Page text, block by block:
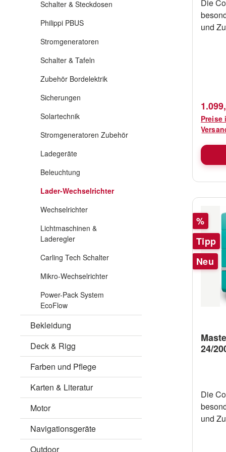
Schalter & Steckdosen
Philippi PBUS
Stromgeneratoren
Schalter & Tafeln
Zubehör Bordelektrik
Sicherungen
Solartechnik
Stromgeneratoren Zubehör
Ladegeräte
Beleuchtung
Lader-Wechselrichter
Wechselrichter
Lichtmaschinen &
Laderegler
Carling Tech Schalter
Mikro-Wechselrichter
Power-Pack System
EcoFlow
Bekleidung
Deck & Rigg
Farben und Pflege
Karten & Literatur
Motor
Navigationsgeräte
Outdoor
Die
und
sind
Problem! Mit dem
so für
bei
Preis-
es von
von
Preise
Rabatt
%
Tipp
Neu
24/
Die
und